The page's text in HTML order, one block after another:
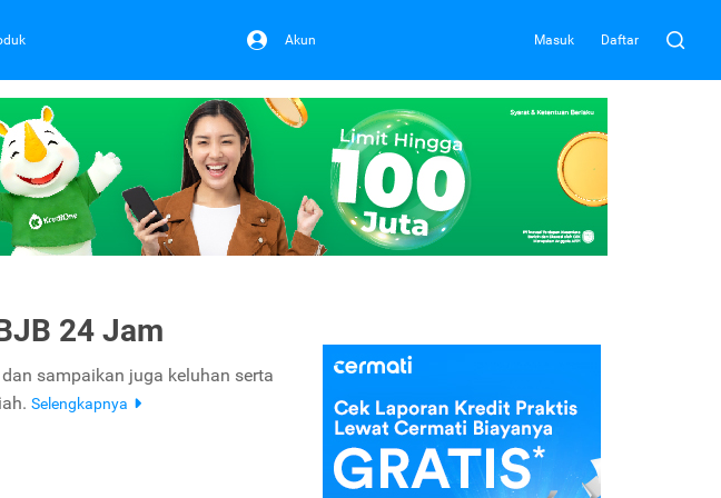
Akun Masuk Daftar
24 Jam
sampaikan juga keluhan serta
Selengkapnya